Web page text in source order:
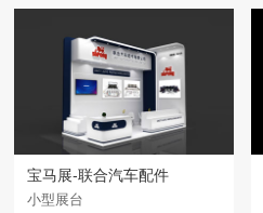
宝马展-联合汽车配件
小型展台